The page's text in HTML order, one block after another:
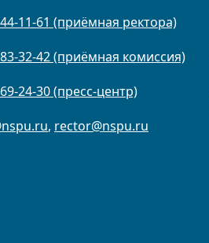
11-61 (приёмная ректора)
32-42 (приёмная комиссия)
24-30 (пресс-центр)
, rector@nspu.ru